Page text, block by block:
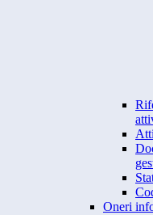
Oneri